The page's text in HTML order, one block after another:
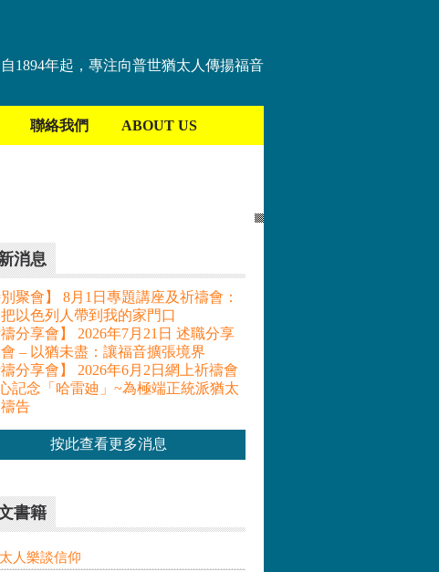
自1894年起，專注向普世猶太人傳揚福音
聯絡我們 ABOUT US
消息
別聚會】 8月1日專題講座及祈禱會：
以色列人帶到我的家門口
禱分享會】 2026年7月21日 述職分享
– 以猶未盡：讓福音擴張境界
禱分享會】 2026年6月2日網上祈禱會
記念「哈雷廸」~為極端正統派猶太
告
按此查看更多消息
書籍
人樂談信仰